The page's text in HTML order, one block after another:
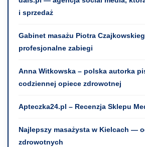
i sprzedaż
Gabinet masażu Piotra
profesjonalne zabiegi
Anna Witkowska – polska autorka
codziennej opiece zdrowotnej
Apteczka24.pl – Recenzja Sklepu
Najlepszy masażysta w Kielcach —
zdrowotnych